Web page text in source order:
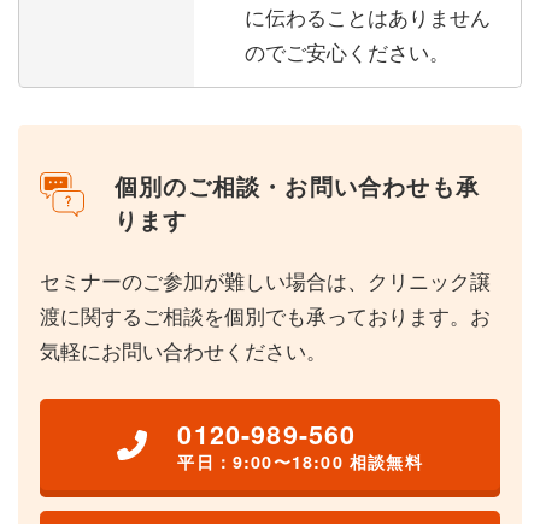
に伝わることはありません
のでご安心ください。
個別のご相談・お問い合わせも承
ります
セミナーのご参加が難しい場合は、クリニック譲
渡に関するご相談を個別でも承っております。お
気軽にお問い合わせください。
0120-989-560
平日：9:00〜18:00 相談無料